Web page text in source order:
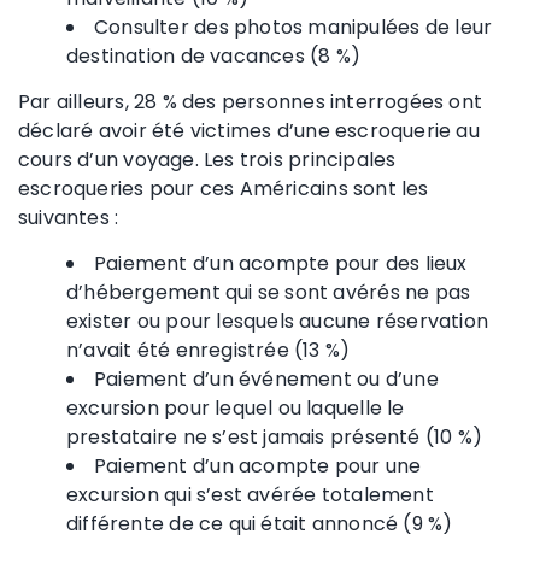
Consulter des photos manipulées de leur
destination de vacances (8 %)
Par ailleurs, 28 % des personnes interrogées ont
déclaré avoir été victimes d’une escroquerie au
cours d’un voyage. Les trois principales
escroqueries pour ces Américains sont les
suivantes :
Paiement d’un acompte pour des lieux
d’hébergement qui se sont avérés ne pas
exister ou pour lesquels aucune réservation
n’avait été enregistrée (13 %)
Paiement d’un événement ou d’une
excursion pour lequel ou laquelle le
prestataire ne s’est jamais présenté (10 %)
Paiement d’un acompte pour une
excursion qui s’est avérée totalement
différente de ce qui était annoncé (9 %)